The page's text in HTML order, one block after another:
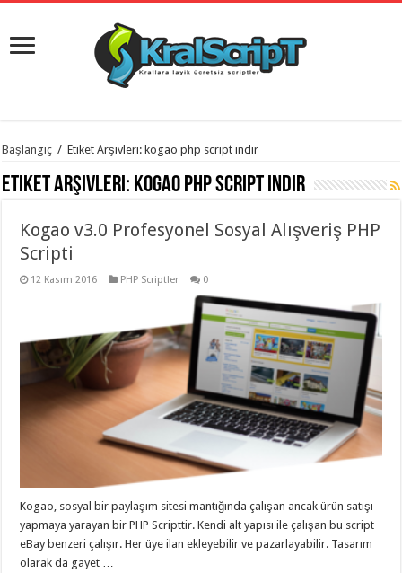
istanbul
evden
eve
organizasyon
gaziantep
evden
taşımacılık,
gaziantep
taşımacılık
gaziantep
evden
taşımacılık,
gaziantep
Başlangıç / Etiket Arşivleri: kogao php script indir
Etiket Arşivleri: kogao php script indir
Kogao v3.0 Profesyonel Sosyal Alışveriş PHP
Scripti
12 Kasım 2016 PHP Scriptler 0
Kogao, sosyal bir paylaşım sitesi mantığında çalışan ancak ürün satışı
yapmaya yarayan bir PHP Scripttir. Kendi alt yapısı ile çalışan bu script
eBay benzeri çalışır. Her üye ilan ekleyebilir ve pazarlayabilir. Tasarım
olarak da gayet …